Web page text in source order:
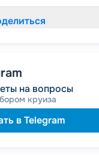
на вопросы
круиза
в Telegram